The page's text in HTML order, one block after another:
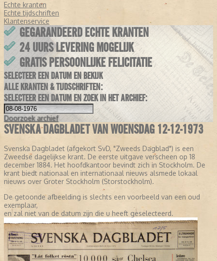
Echte kranten
Echte tijdschriften
Klantenservice
GEGARANDEERD ECHTE KRANTEN
24 UURS LEVERING MOGELIJK
GRATIS PERSOONLIJKE FELICITATIE
SELECTEER EEN DATUM EN BEKIJK
ALLE KRANTEN & TIJDSCHRIFTEN:
SELECTEER EEN DATUM EN ZOEK IN HET ARCHIEF:
Doorzoek archief
SVENSKA DAGBLADET VAN WOENSDAG 12-12-1973
Svenska Dagbladet (afgekort SvD, "Zweeds Dagblad") is een
Zweedse dagelijkse krant. De eerste uitgave verscheen op 18
december 1884. Het hoofdkantoor bevindt zich in Stockholm. De
krant biedt nationaal en internationaal nieuws alsmede lokaal
nieuws over Groter Stockholm (Storstockholm).
De getoonde afbeelding is slechts een voorbeeld van een oud
exemplaar,
en zal niet van de datum zijn die u heeft geselecteerd.